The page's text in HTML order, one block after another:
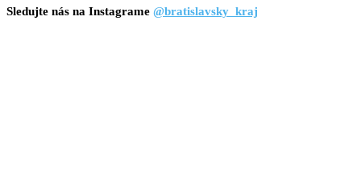
Sledujte nás na Instagrame @bratislavsky_kraj